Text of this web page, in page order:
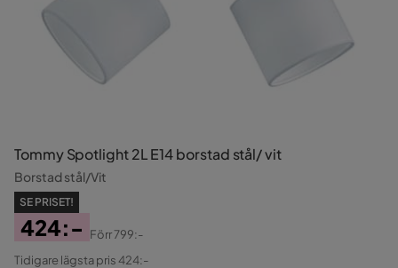
Tommy Spotlight 2L E14 borstad stål/ vit
Borstad stål/Vit
SE PRISET!
Pris
424:-
Original
Förr799:-
Tidigare lägsta pris 424:-